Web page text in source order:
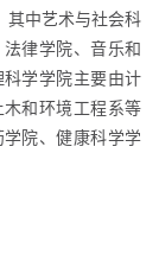
其中艺术与社会科
律学院、音乐和
学学院主要由计
和环境工程系等
院、健康科学学